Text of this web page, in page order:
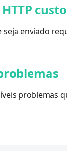
seja enviado
problemas